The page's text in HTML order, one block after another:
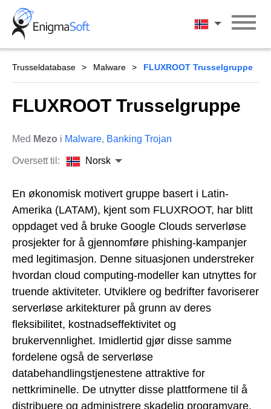
Skip
content
Norsk
Trusseldatabase Malware FLUXROOT Trusselgruppe
FLUXROOT Trusselgruppe
Med Mezo i Malware, Banking Trojan
Oversett til: Norsk
En økonomisk motivert gruppe basert i Latin-
Amerika (LATAM), kjent som FLUXROOT, har blitt
oppdaget ved å bruke Google Clouds serverløse
prosjekter for å gjennomføre phishing-kampanjer
med legitimasjon. Denne situasjonen understreker
hvordan cloud computing-modeller kan utnyttes for
truende aktiviteter. Utviklere og bedrifter favoriserer
serverløse arkitekturer på grunn av deres
fleksibilitet, kostnadseffektivitet og
brukervennlighet. Imidlertid gjør disse samme
fordelene også de serverløse
databehandlingstjenestene attraktive for
nettkriminelle. De utnytter disse plattformene til å
distribuere og administrere skadelig programvare,